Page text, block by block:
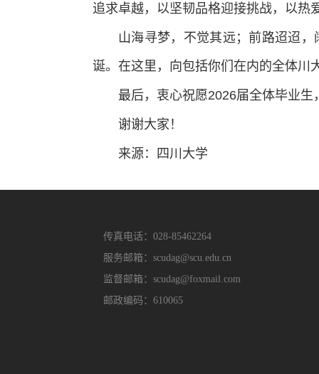
追求卓越，以坚韧品格迎接挑战，以热
山海寻梦，不觉其远；前路迢迢
诞。在这里，向包括你们在内的全体川
最后，衷心祝愿2026届全体毕业
谢谢大家！
来源：四川大学
传真电话：028-85462264
服务邮箱：scudag@scu.edu.cn
监督邮箱：scudag@foxmail.com
邮政编码：610065